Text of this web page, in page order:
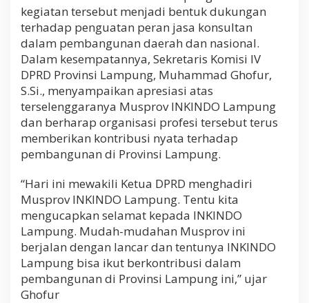
kegiatan tersebut menjadi bentuk dukungan
terhadap penguatan peran jasa konsultan
dalam pembangunan daerah dan nasional.
Dalam kesempatannya, Sekretaris Komisi IV
DPRD Provinsi Lampung, Muhammad Ghofur,
S.Si., menyampaikan apresiasi atas
terselenggaranya Musprov INKINDO Lampung
dan berharap organisasi profesi tersebut terus
memberikan kontribusi nyata terhadap
pembangunan di Provinsi Lampung.
“Hari ini mewakili Ketua DPRD menghadiri
Musprov INKINDO Lampung. Tentu kita
mengucapkan selamat kepada INKINDO
Lampung. Mudah-mudahan Musprov ini
berjalan dengan lancar dan tentunya INKINDO
Lampung bisa ikut berkontribusi dalam
pembangunan di Provinsi Lampung ini,” ujar
Ghofur